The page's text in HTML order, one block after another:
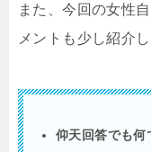
また、今回の女性
メントも少し紹介し
仰天回答でも何